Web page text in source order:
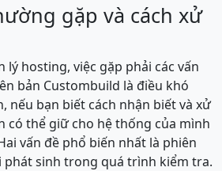
gặp và cách xử
hosting, việc gặp phải các vấn
bản Custombuild là điều khó
nếu bạn biết cách nhận biết và xử
có thể giữ cho hệ thống của mình
vấn đề phổ biến nhất là phiên
phát sinh trong quá trình kiểm tra.